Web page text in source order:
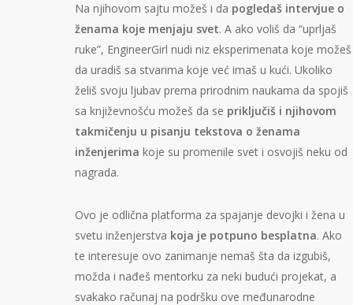
Na njihovom sajtu možeš i da pogledaš intervjue o
ženama koje menjaju svet. A ako voliš da “uprljaš
ruke”, EngineerGirl nudi niz eksperimenata koje možeš
da uradiš sa stvarima koje već imaš u kući. Ukoliko
želiš svoju ljubav prema prirodnim naukama da spojiš
sa književnošću možeš da se priključiš i njihovom
takmičenju u pisanju tekstova o ženama
inženjerima koje su promenile svet i osvojiš neku od
nagrada.
Ovo je odlična platforma za spajanje devojki i žena u
svetu inženjerstva koja je potpuno besplatna. Ako
te interesuje ovo zanimanje nemaš šta da izgubiš,
možda i nađeš mentorku za neki budući projekat, a
svakako računaj na podršku ove međunarodne